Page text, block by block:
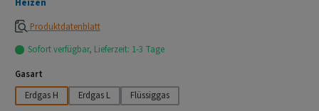
Heizen
Produktdatenblatt
Sofort verfügbar, Lieferzeit: 1-3 Tage
Gasart
Erdgas H
Erdgas L
Flüssiggas